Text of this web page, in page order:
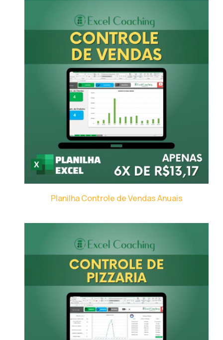
Planilha Controle de Vendas Anuais